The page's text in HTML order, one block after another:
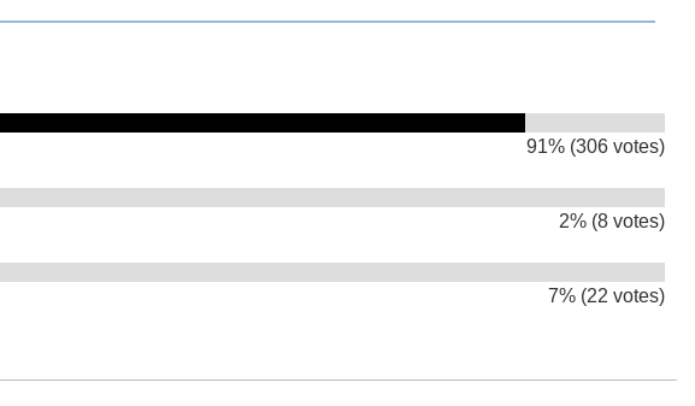
91% (306 votes)
2% (8 votes)
7% (22 votes)